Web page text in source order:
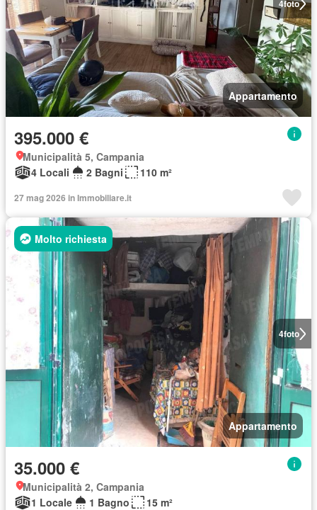
4foto
Appartamento
395.000 €
Municipalità 5, Campania
4 Locali
2 Bagni 110 m²
27 mag 2026 in Immobiliare.it
4foto
Molto richiesta
Appartamento
35.000 €
Municipalità 2, Campania
1 Locale
1 Bagno 15 m²